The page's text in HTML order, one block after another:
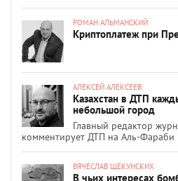
РОМАН АЛЬМАНСКИЙ
Криптоплатеж при
АЛЕКСЕЙ АЛЕКСЕЕВ
Казахстан в ДТП
небольшой город
Главный редактор
комментирует ДТП на Аль-Фараби
ВЯЧЕСЛАВ ЩЕКУНСКИХ
В чьих интересах